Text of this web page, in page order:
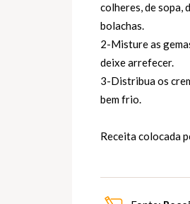
colheres, de sopa,
bolachas.
2-Misture as
deixe arrefecer.
3-Distribua os
bem frio.
Receita colocada